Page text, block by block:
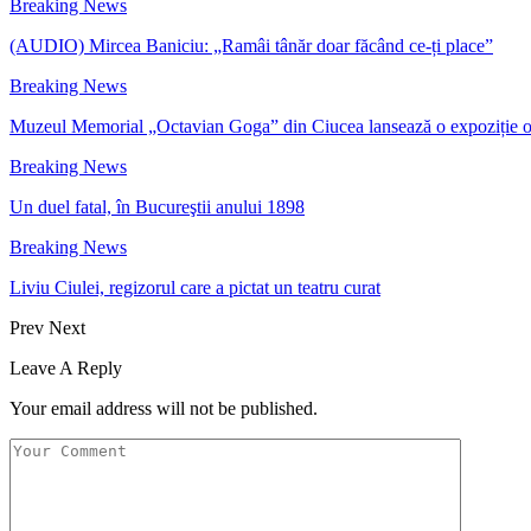
Breaking News
(AUDIO) Mircea Baniciu: „Ramâi tânăr doar făcând ce-ți place”
Breaking News
Muzeul Memorial „Octavian Goga” din Ciucea lansează o expoziție
Breaking News
Un duel fatal, în Bucureştii anului 1898
Breaking News
Liviu Ciulei, regizorul care a pictat un teatru curat
Prev Next
Leave A Reply
Your email address will not be published.